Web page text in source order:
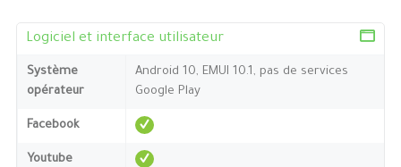
Logiciel et interface utilisateur
Système
opérateur
Android 10, EMUI 10.1, pas de services
Google Play
Facebook
Youtube